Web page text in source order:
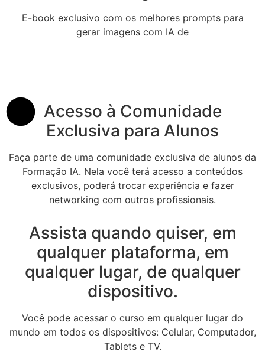
E-book exclusivo com os melhores prompts para
gerar imagens com IA de
Acesso à Comunidade
Exclusiva para Alunos
Faça parte de uma comunidade exclusiva de alunos da
Formação IA. Nela você terá acesso a conteúdos
exclusivos, poderá trocar experiência e fazer
networking com outros profissionais.
Assista quando quiser, em
qualquer plataforma, em
qualquer lugar, de qualquer
dispositivo.
Você pode acessar o curso em qualquer lugar do
mundo em todos os dispositivos: Celular, Computador,
Tablets e TV.